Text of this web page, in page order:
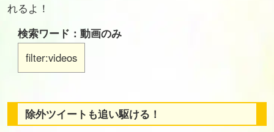
れるよ！
検索ワード：動画のみ
filter:videos
除外ツイートも追い駆ける！